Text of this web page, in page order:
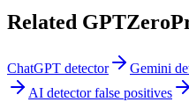
Related
ChatGPT detector Gemini
AI detector false positives